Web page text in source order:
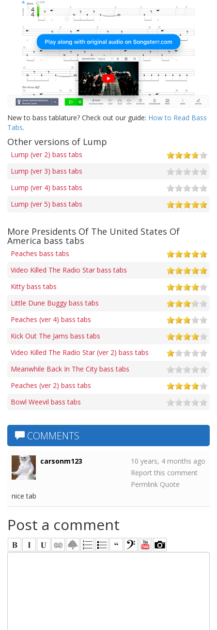
New to bass tablature? Check out our guide: How to Read Bass
Tabs.
Other versions of Lump
Lump (ver 2) bass tabs
Lump (ver 3) bass tabs
Lump (ver 4) bass tabs
Lump (ver 5) bass tabs
More Presidents Of The United States Of
America bass tabs
Peaches bass tabs
Video Killed The Radio Star bass tabs
Kitty bass tabs
Little Dune Buggy bass tabs
Peaches (ver 4) bass tabs
Kick Out The Jams bass tabs
Video Killed The Radio Star (ver 2) bass tabs
Meanwhile Back In The City bass tabs
Peaches (ver 2) bass tabs
Bowl Weevil bass tabs
COMMENTS
carsonm123
10 years, 4 months ago
Report this comment
Permlink Quote
nice tab
Post a comment